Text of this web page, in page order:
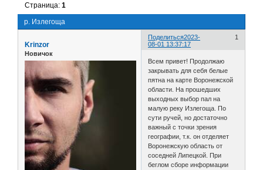
р. Излегоща
Страница:1
Поделиться 1
2023-
08-01 13:37:17
Krinzor
Новичок
Всем привет! Продолжаю
закрывать для себя белые
пятна на карте Воронежской
области. На прошедших
выходных выбор пал на
малую реку Излегоща. По
сути ручей, но достаточно
важный с точки зрения
географии, т.к. он отделяет
Воронежскую область от
соседней Липецкой. При
беглом сборе информации